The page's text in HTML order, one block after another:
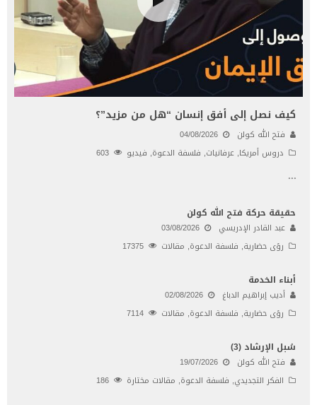
كيف نصل إلى أفق إنسان “هل من مزيد”؟
فتح الله كولن
04/08/2026
دروس أمريكا, عرفانيات, فلسفة الدعوة, فيديو
...
حقيقة حركة فتح الله كولن
عبد القادر الإدريسي
03/08/2026
رؤى حضارية, فلسفة الدعوة, مقالات
أبناء الخدمة
أديب إبراهيم الدباغ
02/08/2026
رؤى حضارية, فلسفة الدعوة, مقالات
سُبل الإرشاد (3)
فتح الله كولن
19/07/2026
الفكر التجديدي, فلسفة الدعوة, مقالات مختارة